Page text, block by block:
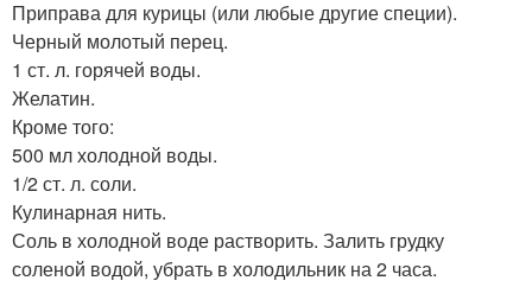
Приправа для курицы (или любые другие специи).
Черный молотый перец.
1 ст. л. горячей воды.
Желатин.
Кроме того:
500 мл холодной воды.
1/2 ст. л. соли.
Кулинарная нить.
Соль в холодной воде растворить. Залить грудку
соленой водой, убрать в холодильник на 2 часа.